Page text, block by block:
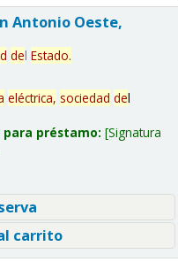
Antonio Oeste,
del Estado.
eléctrica, sociedad del
préstamo: Signatura
carrito